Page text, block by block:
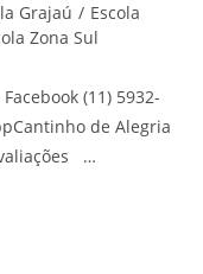
Grajaú / Escola
Zona Sul
(11) 5932-
de Alegria
…